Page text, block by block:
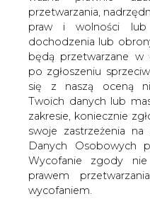
W dowolnym czasie
przechowywania i
ustawieniach
Jeśli zgadzasz się
plików cookies
„Przejdź do serwisu”.
Zarząd Agencji Rynku
CIRE.pl
nurtującego pana
poinformował Mirosława
techniczny ENERGI.
zmieniło. Z dyrektorem
porozmawiać, gdyż był
liczyć na to, że ZDP
utwardzić drogę.
#Energetyka #kraj
Artykuł powstał bez
Wydawca portalu CIRE
szkoleń treningowych LLM.